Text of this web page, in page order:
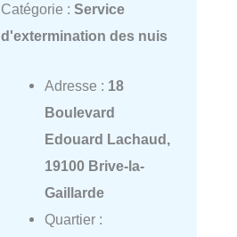
Catégorie : Service
d'extermination des nuis
Adresse : 18
Boulevard
Edouard Lachaud,
19100 Brive-la-
Gaillarde
Quartier :